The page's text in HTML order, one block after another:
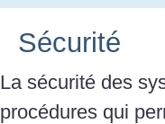
Sécurité
La sécurité des
procédures qui